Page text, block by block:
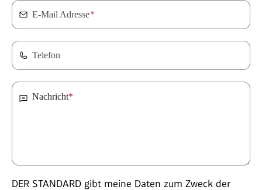
E-Mail Adresse*
Telefon
Nachricht*
DER STANDARD gibt meine Daten zum Zweck der